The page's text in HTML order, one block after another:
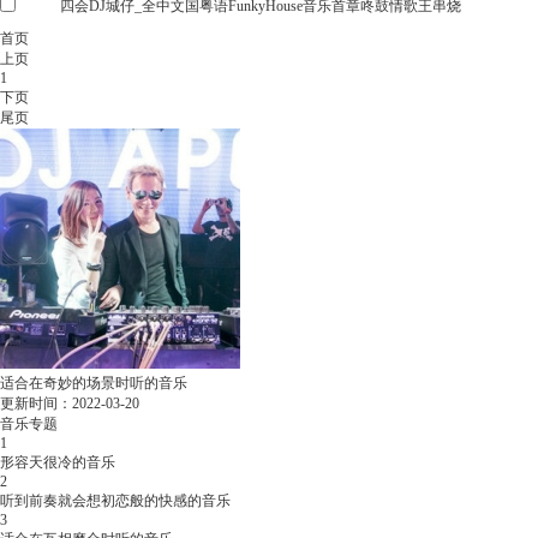
四会DJ城仔_全中文国粤语FunkyHouse音乐首章咚鼓情歌王串烧
首页
上页
1
下页
尾页
适合在奇妙的场景时听的音乐
更新时间：2022-03-20
专辑介绍：
一些关于奇妙的场景的歌曲,每天推荐最新
最好听的劲爆的一些关于奇妙的场景的音
乐在线试听下载!
音乐专题
1
形容天很冷的音乐
2
听到前奏就会想初恋般的快感的音乐
3